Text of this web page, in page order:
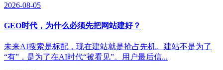
2026-08-05
GEO时代，为什么必须先把网站建好？
未来AI搜索是标配，现在建站就是抢占先机。建站不是为了
“有”，是为了在AI时代“被看见”。用户最后信...